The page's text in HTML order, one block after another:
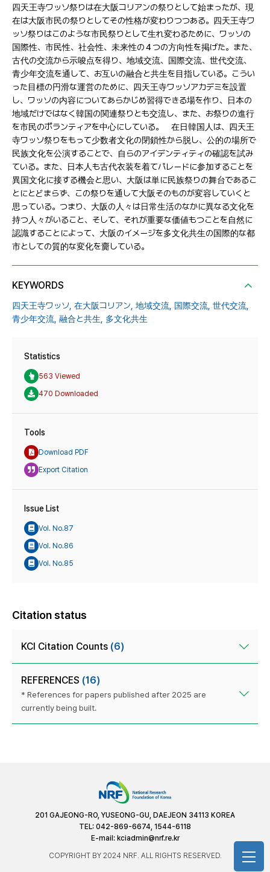
四天王寺ワッソ祭りは在大阪コリアンの祭りとして始まったが、現
在は大阪市民の祭りとしてその性格が変わりつつある。四天王寺ワ
ッソ祭りはこのような市民祭りとして生れ変わるために、ワッソの
国際性、市民性、社会性、未来性の４つの方向性を掲げた。また、
古代の交流から示唆点を得り、地域交流、国際交流、世代交流、
青少年交流を通して、お互いの融合と共生を目指している。こうい
った目標の円滑な運営のために、四天王寺ワッソアカデミを設置
し、ワッソの内容についてあらかじめ習得できる場を作り、日本の
地域だけではなく韓国の関連祭りとも交流し、また、お祭りの進行
を市民のボランティアを中心にしている。 在日韓国人は、四天王
寺ワッソ祭りをもって少数者文化の閉鎖性から脱し、公的の場所で
民族文化を公演することで、自らのアイデンティティの確認を試み
ている。また、日本人も古代衣装を着てパレードに参加することを
異国文化に接する機会と思い、大阪は単に民族祭りの舞台であるこ
とにとどまらず、この祭りを通して大阪そのものが変容していくと
思っている。つまり、大阪の人々は日常生活のなかに異なる文化を
持つ人々がいること、そして、それが重要な価値もつことを自然に
認識することによって、大阪のイメージを多文化共生の国際的な都
市としての質的な変化を齎している。
KEYWORDS
四天王寺ワッソ, 在大阪コリアン, 地域交流, 国際交流, 世代交流,
青少年交流, 融合と共生, 多文化共生
Statistics
563 Viewed
470 Downloaded
Tools
Download PDF
Export Citation
Issue List
Vol. No.87
Vol. No.86
Vol. No.85
Citation status
KCI Citation Counts (6)
REFERENCES (16)
* References for papers published after 2025 are
currently being built.
201 GAJEONG-RO, YUSEONG-GU, DAEJEON 34113 KOREA
TEL: 042-869-6674, 1544-6118
E-mail: kciadmin@nrf.re.kr
COPYRIGHT BY 2024 NRF. ALL RIGHTS RESERVED.